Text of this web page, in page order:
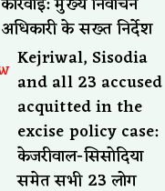
अधिकारी के सख्त निर्देश
Kejriwal, Sisodia
and all 23 accused
acquitted in the
excise policy case:
केजरीवाल-सिसोदिया
समेत सभी 23 लोग